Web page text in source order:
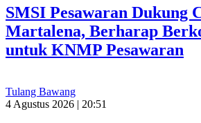
SMSI Pesawaran Dukung
Martalena, Berharap
untuk KNMP Pesawaran
Tulang Bawang
4 Agustus 2026 | 20:51